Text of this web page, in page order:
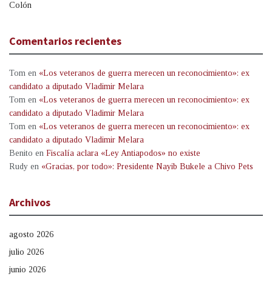
Colón
Comentarios recientes
Tom en «Los veteranos de guerra merecen un reconocimiento»: ex
candidato a diputado Vladimir Melara
Tom en «Los veteranos de guerra merecen un reconocimiento»: ex
candidato a diputado Vladimir Melara
Tom en «Los veteranos de guerra merecen un reconocimiento»: ex
candidato a diputado Vladimir Melara
Benito en Fiscalía aclara «Ley Antiapodos» no existe
Rudy en «Gracias, por todo»: Presidente Nayib Bukele a Chivo Pets
Archivos
agosto 2026
julio 2026
junio 2026